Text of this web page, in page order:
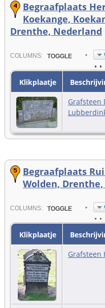
Begraafplaats
Koekange,
Drenthe, Nederland
COLUMN S: TOGGLE
Klikplaatje
Grafsteen
Begraafplaats
Wolden,
COLUMN S: TOGGLE
Klikplaatje
Grafsteen